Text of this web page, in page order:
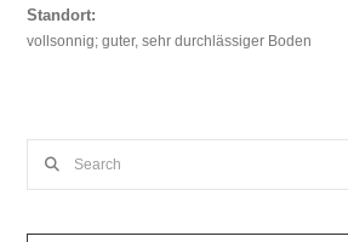
Standort:
vollsonnig; guter, sehr durchlässiger Boden